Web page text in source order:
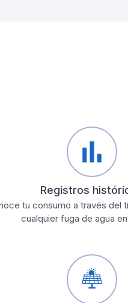
Registros
tu consumo a través del
cualquier fuga de agua